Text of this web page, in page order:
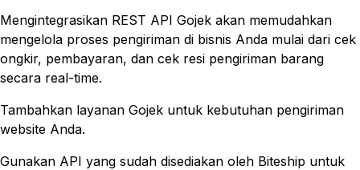
Mengintegrasikan REST API Gojek akan memudahkan
mengelola proses pengiriman di bisnis Anda mulai dari cek
ongkir, pembayaran, dan cek resi pengiriman barang
secara real-time.
Tambahkan layanan Gojek untuk kebutuhan pengiriman
website Anda.
Gunakan API yang sudah disediakan oleh Biteship untuk